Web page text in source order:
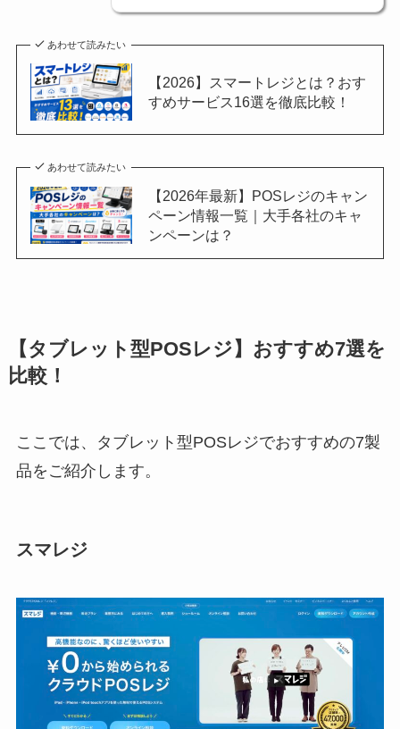
あわせて読みたい
【2026】スマートレジとは？おす
すめサービス16選を徹底比較！
あわせて読みたい
【2026年最新】POSレジのキャン
ペーン情報一覧｜大手各社のキャ
ンペーンは？
【タブレット型POSレジ】おすすめ7選を
比較！
ここでは、タブレット型POSレジでおすすめの7製
品をご紹介します。
スマレジ